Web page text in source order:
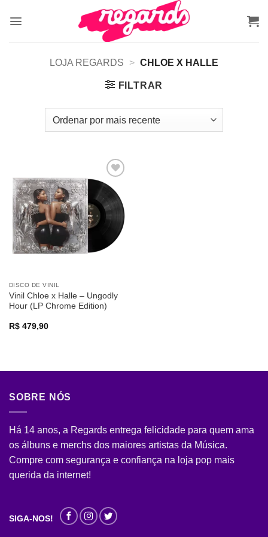
LOJA REGARDS > CHLOE X HALLE
FILTRAR
Adicionar
a lista de
desejos
DISCO DE VINIL
Vinil Chloe x Halle – Ungodly
Hour (LP Chrome Edition)
R$479,90
SOBRE NÓS
Há 14 anos, a Regards entrega felicidade para quem ama
os álbuns e merchs dos maiores artistas da Música.
Compre com segurança e confiança na loja pop mais
querida da internet!
SIGA-NOS!